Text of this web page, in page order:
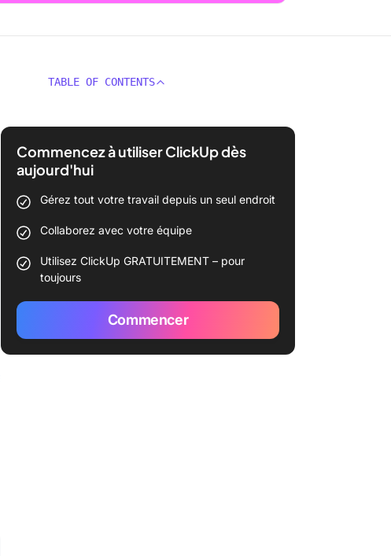
TABLE OF CONTENTS
Commencez à utiliser ClickUp dès
aujourd'hui
Gérez tout votre travail depuis un seul endroit
Collaborez avec votre équipe
Utilisez ClickUp GRATUITEMENT – pour
toujours
Commencer